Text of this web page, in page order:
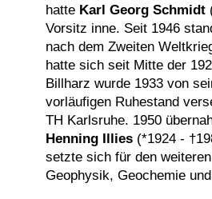
hatte Karl Georg Schmidt
Vorsitz inne. Seit 1946
nach dem Zweiten
hatte sich seit Mitte der
Billharz wurde 1933 von
vorläufigen Ruhestand
TH Karlsruhe. 1950
Henning Illies (*1924 -
setzte sich für den
Geophysik, Geochemie